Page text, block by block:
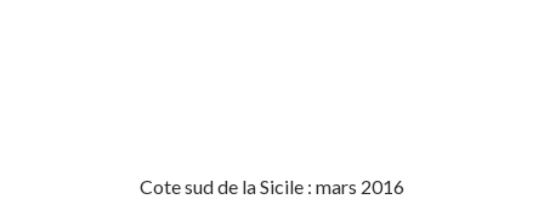
Cote sud de la Sicile : mars 2016